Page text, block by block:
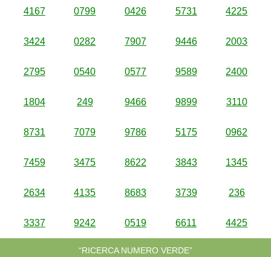
4167 0799 0426 5731 4225
3424 0282 7907 9446 2003
2795 0540 0577 9589 2400
1804 249 9466 9899 3110
8731 7079 9786 5175 0962
7459 3475 8622 3843 1345
2634 4135 8683 3739 236
3337 9242 0519 6611 4425
“RICERCA NUMERO VERDE”